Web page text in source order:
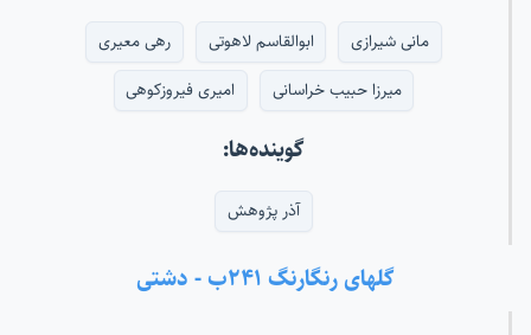
مانی شیرازی ابوالقاسم لاهوتی
رهی معیری
میرزا حبیب خراسانی
امیری فیروزکوهی
گوینده‌ها:
آذر پژوهش
گلهای رنگارنگ ۲۴۱ب - دشتی